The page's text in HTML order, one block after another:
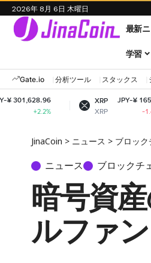
2026年 8月 6日 木曜日
最新
学習
Gate.io 分析ツール スタックス
XRP
XRP
JPY-¥ 165.73
-1.49%
JinaCoin > ニュース > ブロッ
ニュース ブロックチ
暗号資
ルファ